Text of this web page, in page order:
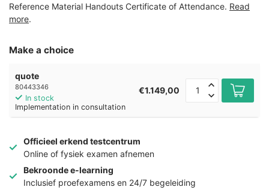
Reference Material Handouts Certificate of Attendance. Read
more.
Make a choice
quote
80443346
In stock
Implementation in consultation
€1.149,00
Officieel erkend testcentrum
Online of fysiek examen afnemen
Bekroonde e-learning
Inclusief proefexamens en 24/7 begeleiding